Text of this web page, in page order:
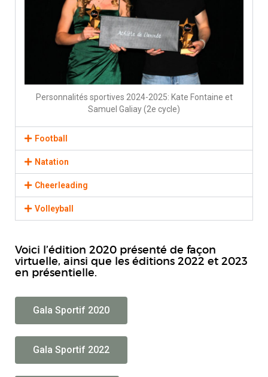
Personnalités sportives 2024-2025: Kate Fontaine et
Samuel Galiay (2e cycle)
Football
Natation
Cheerleading
Volleyball
Voici l’édition 2020 présenté de façon
virtuelle, ainsi que les éditions 2022 et 2023
en présentielle.
Gala Sportif 2020
Gala Sportif 2022